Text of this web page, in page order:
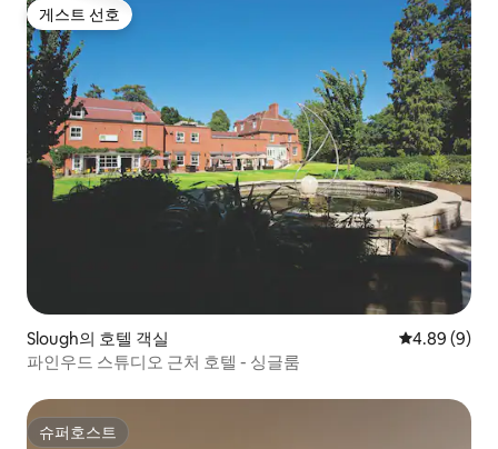
게스트 선호
게스트 선호
Slough의 호텔 객실 평점 4.89점
4.89 (9)
파인우드 스튜디오 근처 호텔 - 싱글룸
슈퍼호스트
슈퍼호스트